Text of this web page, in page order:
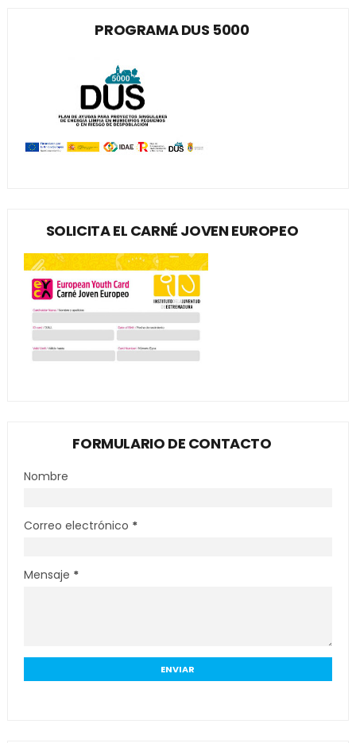
PROGRAMA DUS 5000
SOLICITA EL CARNÉ JOVEN EUROPEO
FORMULARIO DE CONTACTO
Nombre
Correo electrónico *
Mensaje *